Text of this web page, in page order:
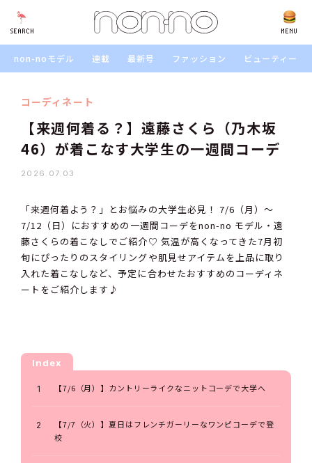
SEARCH MENU
SEARCH
non-noモデル 連載 最新号 ファッション ビューティー
コーディネート
【来週何着る？】遠藤さくら（乃木坂
46）が着こなす大学生の一週間コーデ
2026.07.03
「来週何着よう？」とお悩みの大学生必見！ 7/6（月）～
7/12（日）におすすめの一週間コーデをnon-no モデル・遠
藤さくらの着こなしでご紹介♡ 気温が高くなってきた7月初
旬にぴったりのスタイリングや肌見せアイテムを上品に取り
入れた着こなしなど、予定に合わせたおすすめのコーディネ
ートをご紹介します♪
Index
【7/6（月）】カントリーライクなニットコーデで大学へ
【7/7（火）】夏日はフレンチガーリーなワンピコーデで登
校